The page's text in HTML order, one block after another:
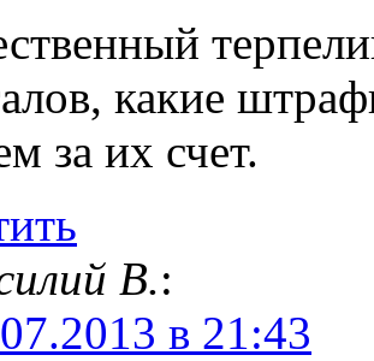
какие
за их счет.
В.:
в 21:43